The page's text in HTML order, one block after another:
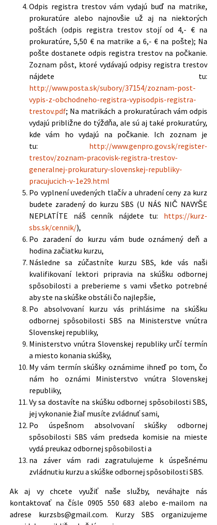
Odpis registra trestov vám vydajú buď na matrike,
prokuratúre alebo najnovšie už aj na niektorých
poštách (odpis registra trestov stojí od 4,- € na
prokuratúre, 5,50 € na matrike a 6,- € na pošte); Na
pošte dostanete odpis registra trestov na počkanie.
Zoznam pôst, ktoré vydávajú odpisy registra trestov
nájdete tu:
http://www.posta.sk/subory/37154/zoznam-post-
vypis-z-obchodneho-registra-vypisodpis-registra-
trestov.pdf; Na matrikách a prokuratúrach vám odpis
vydajú približne do týždňa, ale sú aj také prokuratúry,
kde vám ho vydajú na počkanie. Ich zoznam je
tu: http://www.genpro.gov.sk/register-
trestov/zoznam-pracovisk-registra-trestov-
generalnej-prokuratury-slovenskej-republiky-
pracujucich-v-1e29.html
Po vyplnení uvedených tlačív a uhradení ceny za kurz
budete zaradený do kurzu SBS (U NÁS NIČ NAVYŠE
NEPLATÍTE náš cenník nájdete tu: https://kurz-
sbs.sk/cennik/),
Po zaradení do kurzu vám bude oznámený deň a
hodina začiatku kurzu,
Následne sa zúčastníte kurzu SBS, kde vás naši
kvalifikovaní lektori pripravia na skúšku odbornej
spôsobilosti a preberieme s vami všetko potrebné
aby ste na skúške obstáli čo najlepšie,
Po absolvovaní kurzu vás prihlásime na skúšku
odbornej spôsobilosti SBS na Ministerstve vnútra
Slovenskej republiky,
Ministerstvo vnútra Slovenskej republiky určí termín
a miesto konania skúšky,
My vám termín skúšky oznámime ihneď po tom, čo
nám ho oznámi Ministerstvo vnútra Slovenskej
republiky,
Vy sa dostavíte na skúšku odbornej spôsobilosti SBS,
jej vykonanie žiaľ musíte zvládnuť sami,
Po úspešnom absolvovaní skúšky odbornej
spôsobilosti SBS vám predseda komisie na mieste
vydá preukaz odbornej spôsobilosti a
na záver vám radi zagratulujeme k úspešnému
zvládnutiu kurzu a skúške odbornej spôsobilosti SBS.
Ak aj vy chcete využiť naše služby, neváhajte nás
kontaktovať na čísle 0905 550 683 alebo e-mailom na
adrese kurzsbs@gmail.com. Kurzy SBS organizujeme